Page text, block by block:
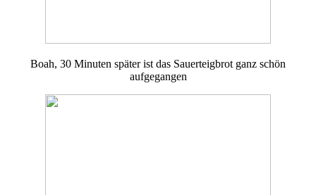
Boah, 30 Minuten später ist das Sauerteigbrot ganz schön
aufgegangen